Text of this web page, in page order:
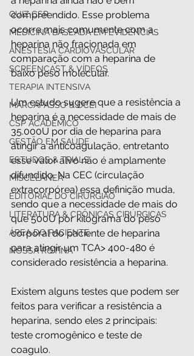
QUIZ CSP
MEDICINA BASEADA EM EVIDÊNCIAS
ANESTESIA CARDIOVASCULAR
SCREENCAST & VÍDEOS
TERAPIA INTENSIVA
MARCAPASSO & DCEI
CSP ACADÊMICO
GESTÃO EM SAÚDE
ESTUDOS & TRIALS
MISCELÂNEA
EDITORIAL DO CIRURGIÃO
LITERATURA & CRÔNICAS CIRÚRGICAS
ÁREA DO PACIENTE
NOSSA ROTINA
compreendido. Esse problema
ocorre mais comumente com a
heparina não fracionada em
comparação com a heparina de
baixo peso molecular.
Um estudo sugere que a resistência a
heparina é a necessidade de mais de
35.000U por dia de heparina para
atingir a anticoagulação, entretanto
esse valor alvo não é amplamente
difundido. Na CEC (circulação
extracorpórea) essa definição muda,
sendo que a necessidade de mais do
que 500U por kilograma do peso
corporal do paciente de heparina
para atingir um TCA> 400-480 é
considerado resistência a heparina.
Existem alguns testes que podem ser
feitos para verificar a resistência a
heparina, sendo eles 2 principais:
teste cromogênico e teste de
coagulo.